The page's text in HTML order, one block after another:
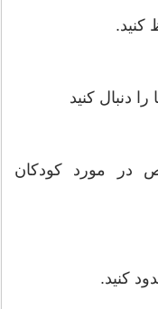
کنید.
دنبال کنید
در مورد کودکان
کنید.